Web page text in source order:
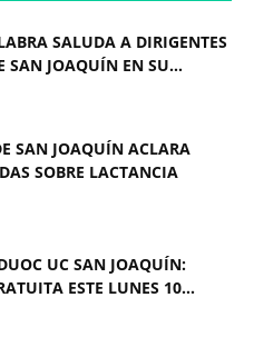
SALUDA A DIRIGENTES
SAN JOAQUÍN EN SU...
SAN JOAQUÍN ACLARA
SOBRE LACTANCIA
UC SAN JOAQUÍN:
ESTE LUNES 10...